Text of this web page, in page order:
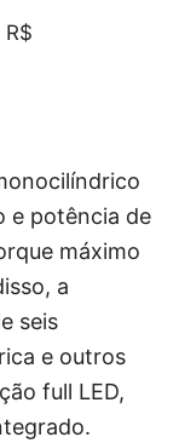
e potência de
máximo
a
seis
e outros
full LED,